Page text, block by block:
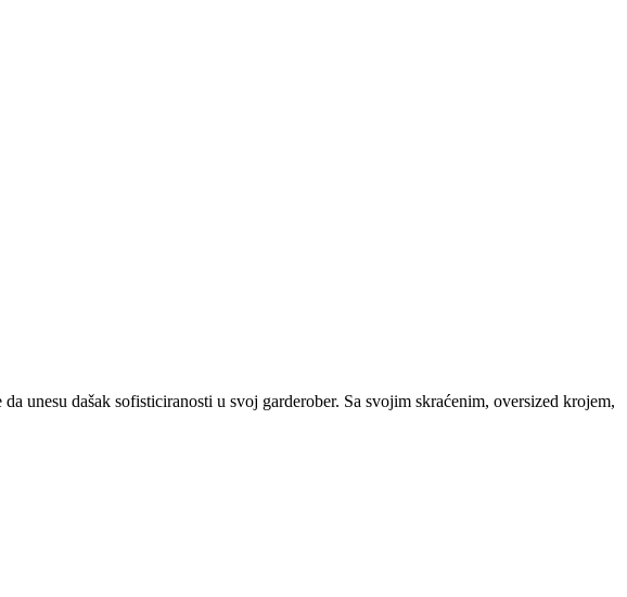
unesu dašak sofisticiranosti u svoj garderober. Sa svojim skraćenim, oversized krojem,